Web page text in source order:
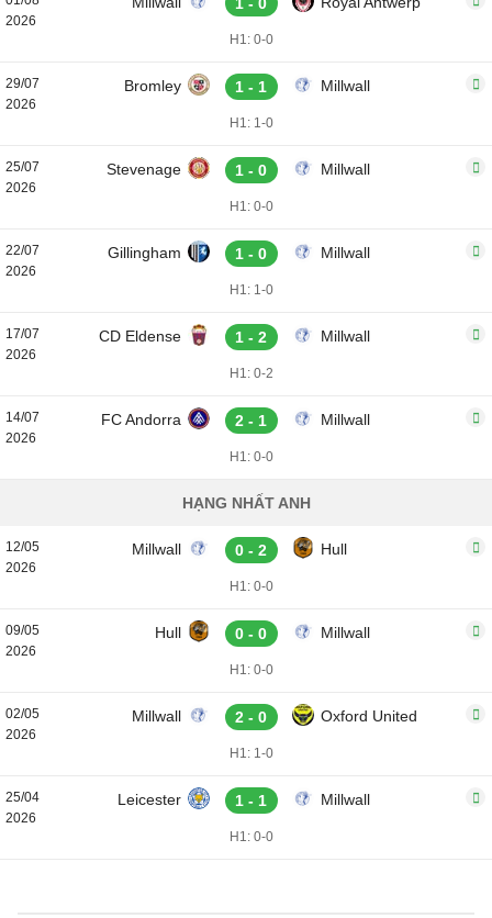
2026
H1: 0-0
29/07
2026
Bromley 1 - 1 Millwall
H1: 1-0
25/07
2026
Stevenage 1 - 0 Millwall
H1: 0-0
22/07
2026
Gillingham 1 - 0 Millwall
H1: 1-0
17/07
2026
CD Eldense 1 - 2 Millwall
H1: 0-2
14/07
2026
FC Andorra 2 - 1 Millwall
H1: 0-0
HẠNG NHẤT ANH
12/05
2026
Millwall 0 - 2 Hull
H1: 0-0
09/05
2026
Hull 0 - 0 Millwall
H1: 0-0
02/05
2026
Millwall 2 - 0 Oxford United
H1: 1-0
25/04
2026
Leicester 1 - 1 Millwall
H1: 0-0